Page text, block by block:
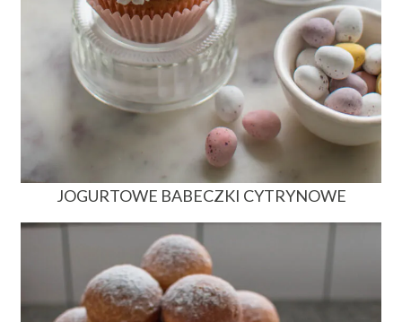
JOGURTOWE BABECZKI CYTRYNOWE